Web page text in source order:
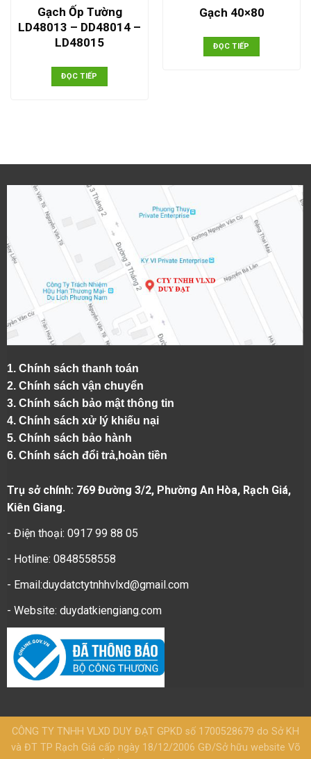
Gạch Ốp Tường
LD48013 – DD48014 –
LD48015
ĐỌC TIẾP
Gạch 40×80
ĐỌC TIẾP
1. Chính sách thanh toán
2. Chính sách vận chuyển
3. Chính sách bảo mật thông tin
4. Chính sách xử lý khiếu nại
5. Chính sách bảo hành
6. Chính sách đổi trả,hoàn tiền
Trụ sở chính: 769 Đường 3/2, Phường An Hòa, Rạch Giá,
Kiên Giang.
- Điện thoại: 0917 99 88 05
- Hotline: 0848558558
- Email:duydatctytnhhvlxd@gmail.com
- Website: duydatkiengiang.com
CÔNG TY TNHH VLXD DUY ĐẠT GPKD số 1700528679 do Sở KH
và ĐT TP Rạch Giá cấp ngày 18/12/2006 GĐ/Sở hữu website Võ